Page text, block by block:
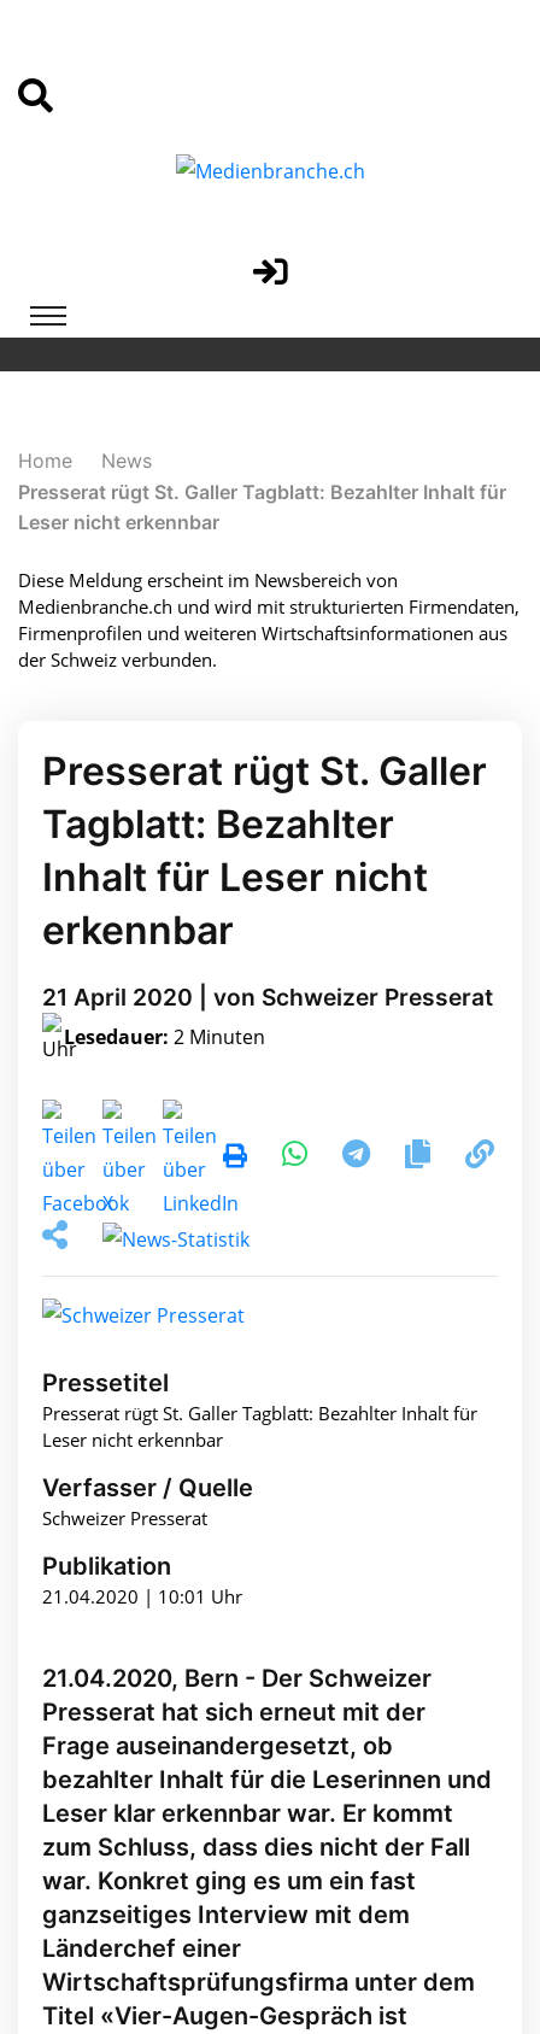
Home
News
Presserat rügt St. Galler Tagblatt: Bezahlter Inhalt für
Leser nicht erkennbar
Diese Meldung erscheint im Newsbereich von
Medienbranche.ch und wird mit strukturierten Firmendaten,
Firmenprofilen und weiteren Wirtschaftsinformationen aus
der Schweiz verbunden.
Presserat rügt St. Galler
Tagblatt: Bezahlter
Inhalt für Leser nicht
erkennbar
21 April 2020 | von Schweizer Presserat
Lesedauer: 2 Minuten
Pressetitel
Presserat rügt St. Galler Tagblatt: Bezahlter Inhalt für
Leser nicht erkennbar
Verfasser / Quelle
Schweizer Presserat
Publikation
21.04.2020 | 10:01 Uhr
21.04.2020, Bern - Der Schweizer
Presserat hat sich erneut mit der
Frage auseinandergesetzt, ob
bezahlter Inhalt für die Leserinnen und
Leser klar erkennbar war. Er kommt
zum Schluss, dass dies nicht der Fall
war. Konkret ging es um ein fast
ganzseitiges Interview mit dem
Länderchef einer
Wirtschaftsprüfungsfirma unter dem
Titel «Vier-Augen-Gespräch ist